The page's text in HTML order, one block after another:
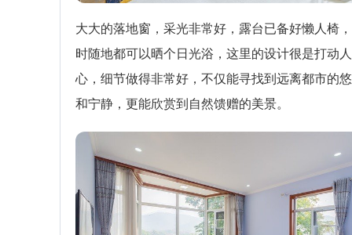
大大的落地窗，采光非常好，露台已备好懒人椅
时随地都可以晒个日光浴，这里的设计很是打动人
心，细节做得非常好，不仅能寻找到远离都市的
和宁静，更能欣赏到自然馈赠的美景。